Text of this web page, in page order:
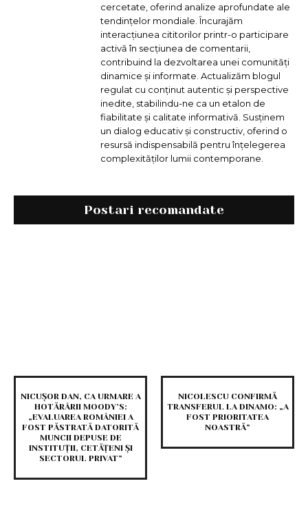
cercetate, oferind analize aprofundate ale
tendințelor mondiale. Încurajăm
interacțiunea cititorilor printr-o participare
activă în secțiunea de comentarii,
contribuind la dezvoltarea unei comunități
dinamice și informate. Actualizăm blogul
regulat cu conținut autentic și perspective
inedite, stabilindu-ne ca un etalon de
fiabilitate și calitate informativă. Susținem
un dialog educativ și constructiv, oferind o
resursă indispensabilă pentru înțelegerea
complexităților lumii contemporane.
Postari recomandate
NICUȘOR DAN, CA URMARE A
HOTĂRÂRII MOODY’S:
„EVALUAREA ROMÂNIEI A
FOST PĂSTRATĂ DATORITĂ
MUNCII DEPUSE DE
INSTITUȚII, CETĂȚENI ȘI
SECTORUL PRIVAT”
NICOLESCU CONFIRMĂ
TRANSFERUL LA DINAMO: „A
FOST PRIORITATEA
NOASTRĂ”